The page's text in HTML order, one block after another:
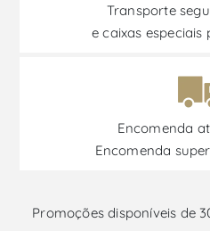
Transporte
e caixas
Encomenda
Encomenda
Promoções disponíveis de